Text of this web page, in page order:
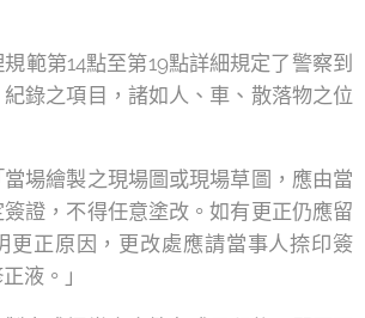
範第14點至第19點詳細規定了警察到
錄之項目，諸如人、車、散落物之位
場繪製之現場圖或現場草圖，應由當
證，不得任意塗改。如有更正仍應留
更正原因，更改處應請當事人捺印簽
液。」